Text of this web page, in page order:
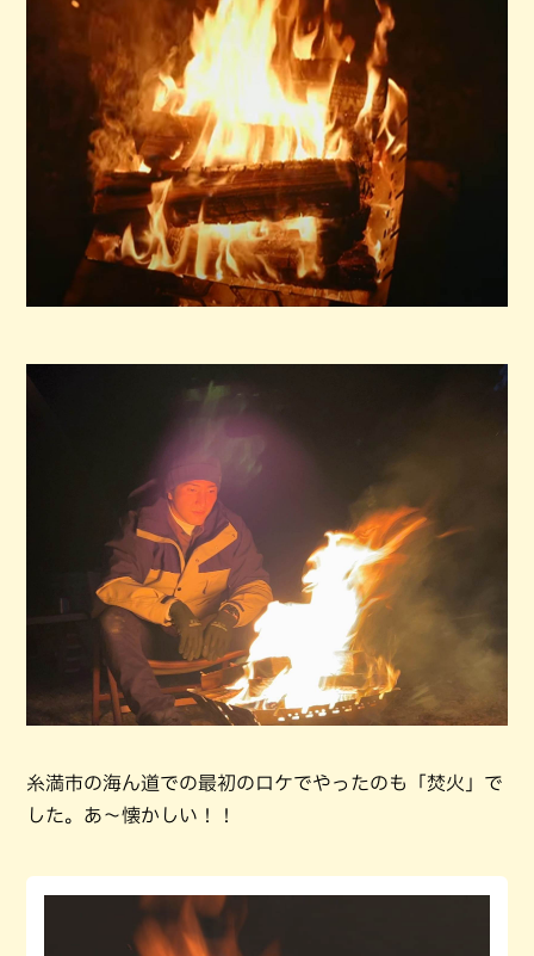
糸満市の海ん道での最初のロケでやったのも「焚火」で
した。あ～懐かしい！！